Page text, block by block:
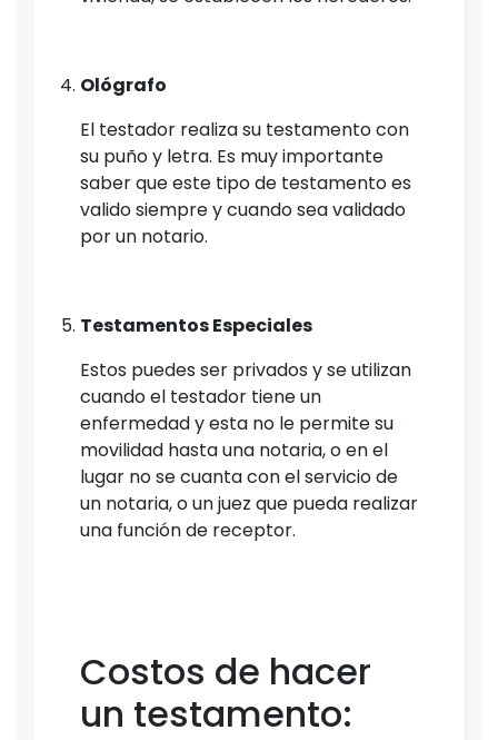
Ológrafo
El testador realiza su testamento con
su puño y letra. Es muy importante
saber que este tipo de testamento es
valido siempre y cuando sea validado
por un notario.
Testamentos Especiales
Estos puedes ser privados y se utilizan
cuando el testador tiene un
enfermedad y esta no le permite su
movilidad hasta una notaria, o en el
lugar no se cuanta con el servicio de
un notaria, o un juez que pueda realizar
una función de receptor.
Costos de hacer
un testamento: